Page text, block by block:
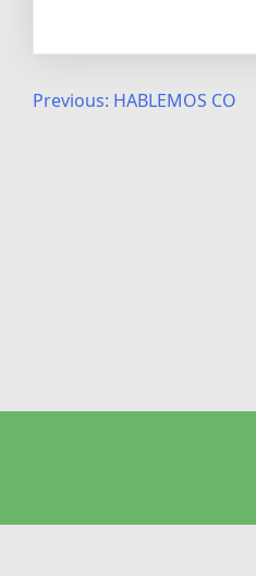
PostPrevious: HABLEMOS CO